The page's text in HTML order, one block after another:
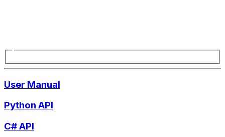
User Manual
Python API
C# API